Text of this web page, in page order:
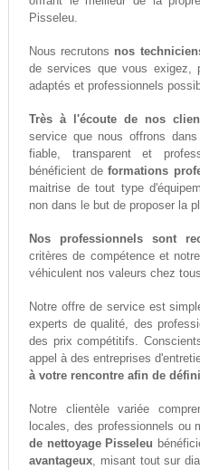
Pisseleu.
Nous recrutons nos
de services que vous exigez,
adaptés et professionnels
Très à l'écoute de nos
service que nous offrons
fiable, transparent et
bénéficient deformations
maitrise de tout type
non dans le but de proposer la
Nos professionnels sont
critères de compétence et
véhiculent nos valeurs chez
Notre offre de service est
experts de qualité, des
des prix compétitifs.
appel à des entreprises
à votre rencontre afin de
Notre clientèle variée
locales, des professionnels ou
de nettoyage Pisseleu
avantageux, misant tout sur